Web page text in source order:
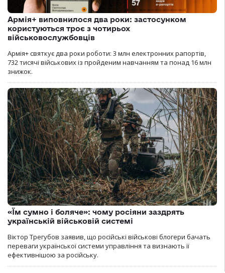
Армія+ виповнилося два роки: застосунком
користуються троє з чотирьох
військовослужбовців
Армія+ святкує два роки роботи: 3 млн електронних рапортів,
732 тисячі військових із пройденим навчанням та понад 16 млн
знижок.
«Їм сумно і боляче»: чому росіяни заздрять
українській військовій системі
Віктор Трегубов заявив, що російські військові блогери бачать
переваги української системи управління та визнають її
ефективнішою за російську.